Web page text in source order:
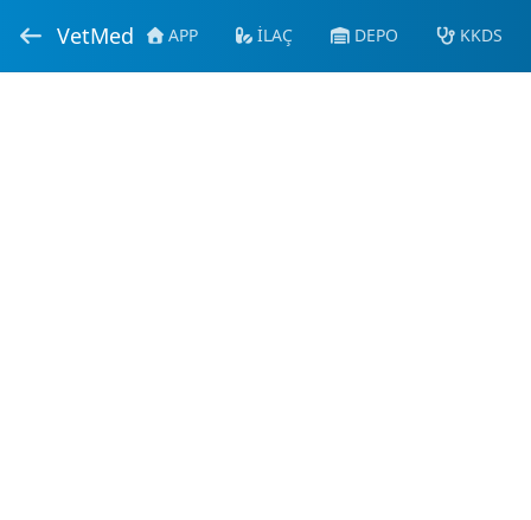
VetMed APP İLAÇ DEPO KKDS